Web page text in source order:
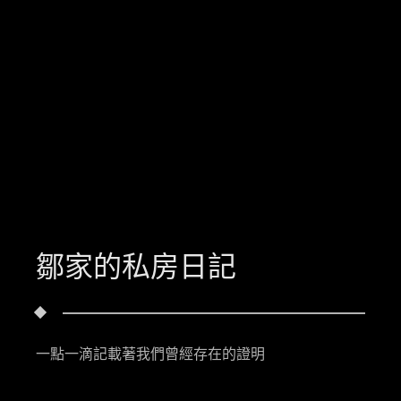
鄒家的私房日記
一點一滴記載著我們曾經存在的證明